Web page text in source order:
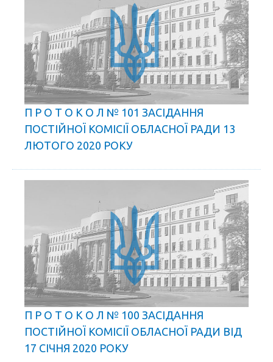
П Р О Т О К О Л № 101 ЗАСІДАННЯ
ПОСТІЙНОЇ КОМІСІЇ ОБЛАСНОЇ РАДИ 13
ЛЮТОГО 2020 РОКУ
П Р О Т О К О Л № 100 ЗАСІДАННЯ
ПОСТІЙНОЇ КОМІСІЇ ОБЛАСНОЇ РАДИ ВІД
17 СІЧНЯ 2020 РОКУ